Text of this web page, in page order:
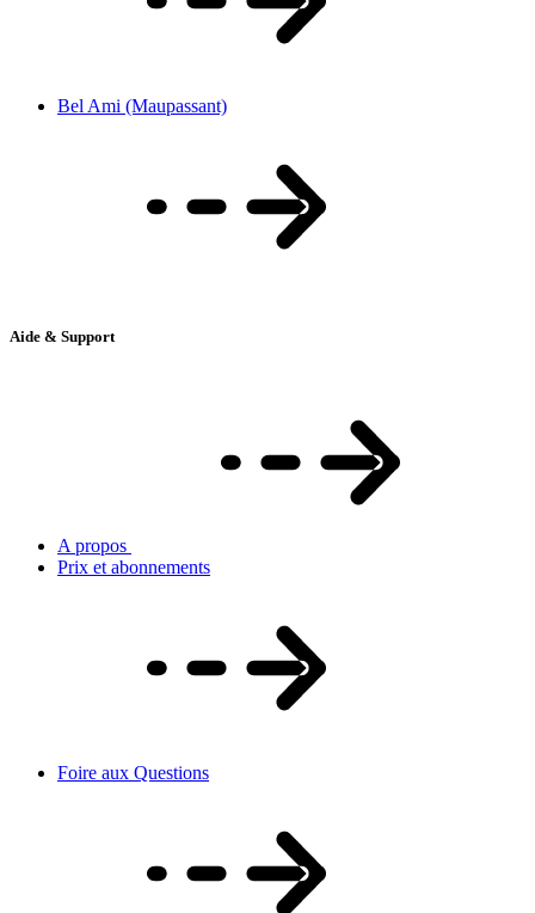
Bel Ami (Maupassant)
Aide & Support
A propos
Prix et abonnements
Foire aux Questions